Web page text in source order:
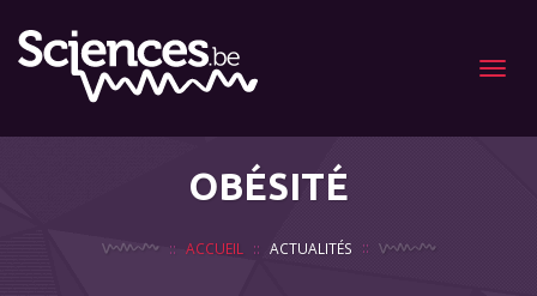
Menu
OBÉSITÉ
ACCUEIL ACTUALITÉS